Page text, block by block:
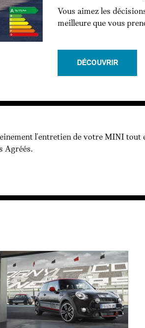
Vous aimez les
meilleure que vous
DÉCOUVRIR
l'entretien de votre MINI
Agréés.